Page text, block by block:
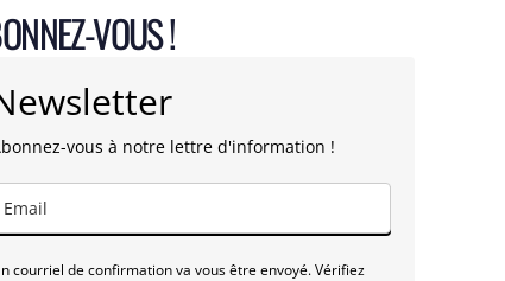
VOUS !
vous à notre lettre d'information !
courriel de confirmation va vous être envoyé. Vérifiez